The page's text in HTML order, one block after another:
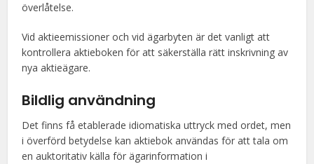
överlåtelse.
Vid aktieemissioner och vid ägarbyten är det vanligt att
kontrollera aktieboken för att säkerställa rätt inskrivning av
nya aktieägare.
Bildlig användning
Det finns få etablerade idiomatiska uttryck med ordet, men
i överförd betydelse kan aktiebok användas för att tala om
en auktoritativ källa för ägarinformation i